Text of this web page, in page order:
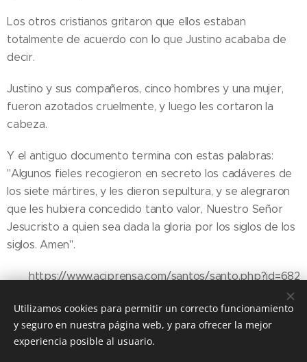
Los otros cristianos gritaron que ellos estaban
totalmente de acuerdo con lo que Justino acababa de
decir.
Justino y sus compañeros, cinco hombres y una mujer,
fueron azotados cruelmente, y luego les cortaron la
cabeza.
Y el antiguo documento termina con estas palabras:
"Algunos fieles recogieron en secreto los cadáveres de
los siete mártires, y les dieron sepultura, y se alegraron
que les hubiera concedido tanto valor, Nuestro Señor
Jesucristo a quien sea dada la gloria por los siglos de los
siglos. Amen".
https://www.aciprensa.com/santos/santo.php?id=682
Share
Utilizamos cookies para permitir un correcto funcionamiento
y seguro en nuestra página web, y para ofrecer la mejor
experiencia posible al usuario.